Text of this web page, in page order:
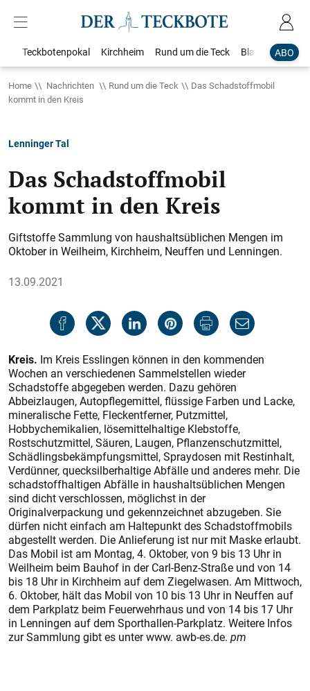
ABO
Teckbotenpokal Kirchheim Rund um die Teck Blaulicht
Home Nachrichten Rund um die Teck
Das Schadstoffmobil
kommt in den Kreis
Lenninger Tal
Das Schadstoffmobil
kommt in den Kreis
Giftstoffe Sammlung von haushaltsüblichen Mengen im
Oktober in Weilheim, Kirchheim, Neuffen und Lenningen.
13.09.2021
Kreis. Im Kreis Esslingen können in den kommenden
Wochen an verschiedenen Sammelstellen wieder
Schadstoffe abgegeben werden. Dazu gehören
Abbeizlaugen, Autopflegemittel, flüssige Farben und Lacke,
mineralische Fette, Fleckentferner, Putzmittel,
Hobbychemikalien, lösemittelhaltige Klebstoffe,
Rostschutzmittel, Säuren, Laugen, Pflanzenschutzmittel,
Schädlingsbekämpfungsmittel, Spraydosen mit Restinhalt,
Verdünner, quecksilberhaltige Abfälle und anderes mehr. Die
schadstoffhaltigen Abfälle in haushaltsüblichen Mengen
sind dicht verschlossen, möglichst in der
Originalverpackung und gekennzeichnet abzugeben. Sie
dürfen nicht einfach am Haltepunkt des Schadstoffmobils
abgestellt werden. Die Anlieferung ist nur mit Maske erlaubt.
Das Mobil ist am Montag, 4. Oktober, von 9 bis 13 Uhr in
Weilheim beim Bauhof in der Carl-Benz-Straße und von 14
bis 18 Uhr in Kirchheim auf dem Ziegelwasen. Am Mittwoch,
6. Oktober, hält das Mobil von 10 bis 13 Uhr in Neuffen auf
dem Parkplatz beim Feuerwehrhaus und von 14 bis 17 Uhr
in Lenningen auf dem Sporthallen-Parkplatz. Weitere Infos
zur Sammlung gibt es unter www. awb-es.de. pm